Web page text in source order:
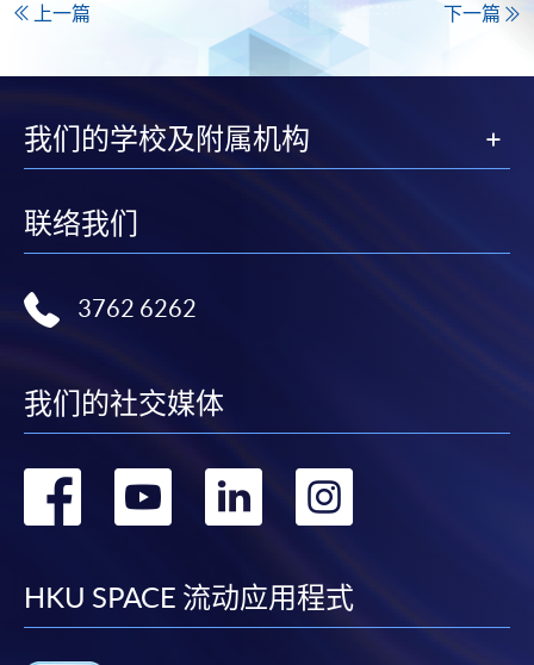
上一篇 下一篇
我们的学校及附属机构
联络我们
3762 6262
我们的社交媒体
转
facebook
转
youtube
转
linkedin
转
HKU SPACE 流动应用程式